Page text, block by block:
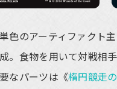
色のアーティファク
。食物を用いて対戦
なパーツは《楕円競走